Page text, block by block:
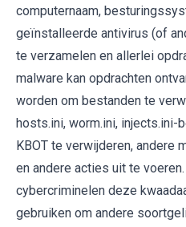
computernaam,
geïnstalleerde antivirus (of
te verzamelen en allerlei
malware kan opdrachten
worden om bestanden te
hosts.ini, worm.ini, injects.ini-
KBOT te verwijderen, andere
en andere acties uit te
cybercriminelen deze
gebruiken om andere